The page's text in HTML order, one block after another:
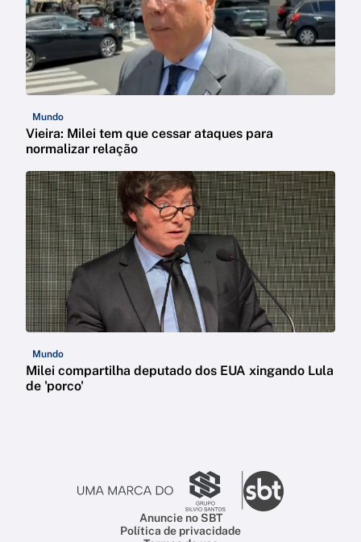
Mundo
Vieira: Milei tem que cessar ataques para
normalizar relação
Mundo
Milei compartilha deputado dos EUA xingando Lula
de 'porco'
Anuncie no SBT
Política de privacidade